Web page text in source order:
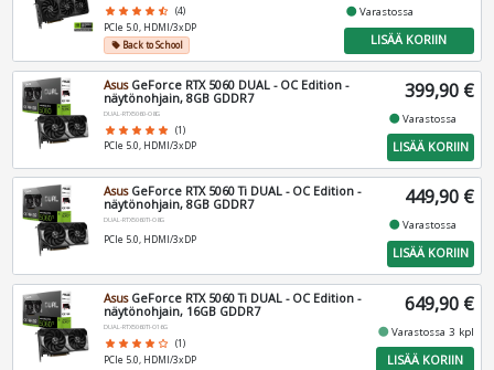
star star star star star_half (4)
PCIe 5.0, HDMI/3xDP
local_offerBack to School
fiber_manual_recordVarastossa
LISÄÄ KORIIN
AsusGeForce RTX 5060 DUAL - OC Edition -
näytönohjain, 8GB GDDR7
DUAL-RTX5060-O8G
star star star star star (1)
PCIe 5.0, HDMI/3xDP
399,90 €
fiber_manual_recordVarastossa
LISÄÄ KORIIN
AsusGeForce RTX 5060 Ti DUAL - OC Edition -
näytönohjain, 8GB GDDR7
DUAL-RTX5060TI-O8G
PCIe 5.0, HDMI/3xDP
449,90 €
fiber_manual_recordVarastossa
LISÄÄ KORIIN
AsusGeForce RTX 5060 Ti DUAL - OC Edition -
näytönohjain, 16GB GDDR7
DUAL-RTX5060TI-O16G
star star star star star_border (1)
PCIe 5.0, HDMI/3xDP
649,90 €
fiber_manual_recordVarastossa 3 kpl
LISÄÄ KORIIN